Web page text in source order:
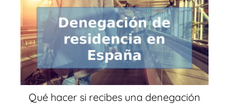
Qué hacer si recibes una denegación